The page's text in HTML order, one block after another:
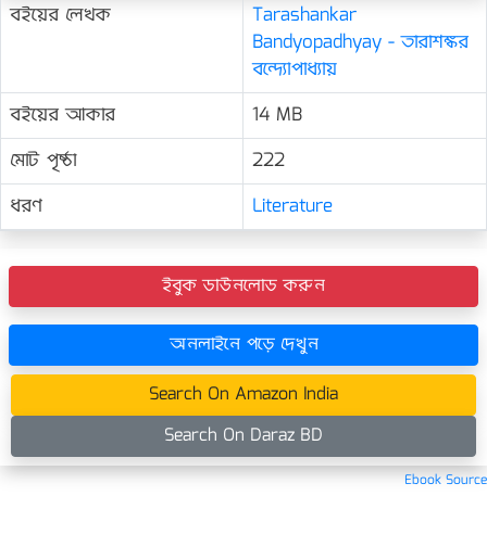
বইয়ের লেখক
Tarashankar
Bandyopadhyay - তারাশঙ্কর
বন্দ্যোপাধ্যায়
বইয়ের আকার
14 MB
মোট পৃষ্ঠা
222
ধরণ
Literature
ইবুক ডাউনলোড করুন
অনলাইনে পড়ে দেখুন
Search On Amazon India
Search On Daraz BD
Ebook Source